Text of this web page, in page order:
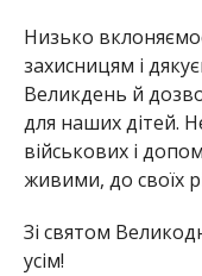
Низько
захисницям і
Великдень й
для наших дітей.
військових і
живими, до своїх
Зі святом
усім!